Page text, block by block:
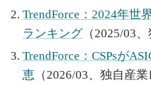
TrendForce：2024年世
ランキング（2025/03、
TrendForce：CSPsが
恵 （2026/03、独自産業